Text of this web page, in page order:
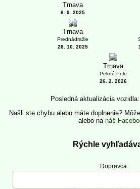
Trnava
6. 9. 2025
5
Trnava
Prednádražie
28. 10. 2025
7
Trnava
Pekné Pole
26. 2. 2026
Posledná aktualizácia
Našli ste chybu alebo máte doplnenie?
alebo na náš
Rýchle
Dopravca